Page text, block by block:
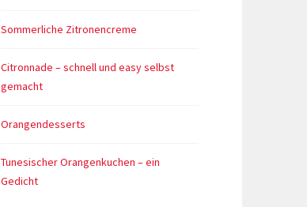
Sommerliche Zitronencreme
Citronnade – schnell und easy selbst
gemacht
Orangendesserts
Tunesischer Orangenkuchen – ein
Gedicht